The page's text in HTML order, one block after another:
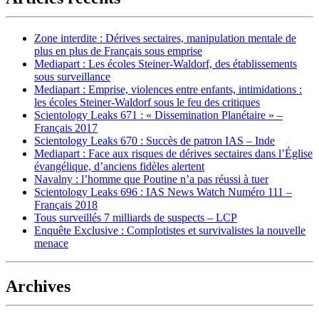
Zone interdite : Dérives sectaires, manipulation mentale de
plus en plus de Français sous emprise
Mediapart : Les écoles Steiner-Waldorf, des établissements
sous surveillance
Mediapart : Emprise, violences entre enfants, intimidations :
les écoles Steiner-Waldorf sous le feu des critiques
Scientology Leaks 671 : « Dissemination Planétaire » –
Français 2017
Scientology Leaks 670 : Succès de patron IAS – Inde
Mediapart : Face aux risques de dérives sectaires dans l’Église
évangélique, d’anciens fidèles alertent
Navalny : l’homme que Poutine n’a pas réussi à tuer
Scientology Leaks 696 : IAS News Watch Numéro 111 –
Français 2018
Tous surveillés 7 milliards de suspects – LCP
Enquête Exclusive : Complotistes et survivalistes la nouvelle
menace
Archives